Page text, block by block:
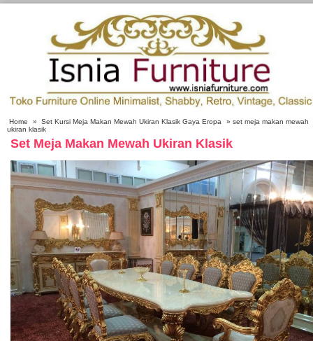
Home » Set Kursi Meja Makan Mewah Ukiran Klasik Gaya Eropa
» set meja makan mewah
ukiran klasik
Set Meja Makan Mewah Ukiran Klasik